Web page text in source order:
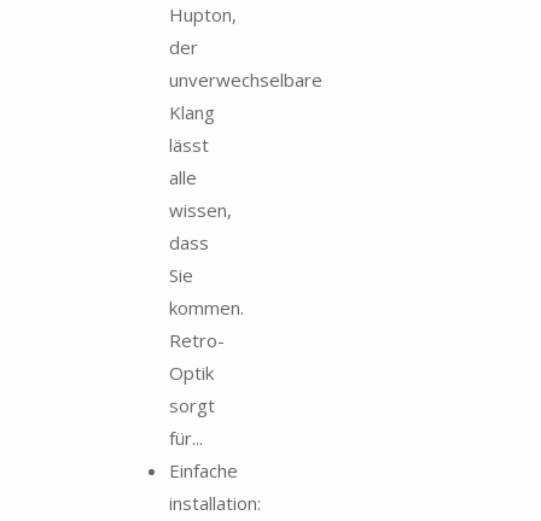
Hupton,
der
unverwechselbare
Klang
lässt
alle
wissen,
dass
Sie
kommen.
Retro-
Optik
sorgt
für...
Einfache
installation: